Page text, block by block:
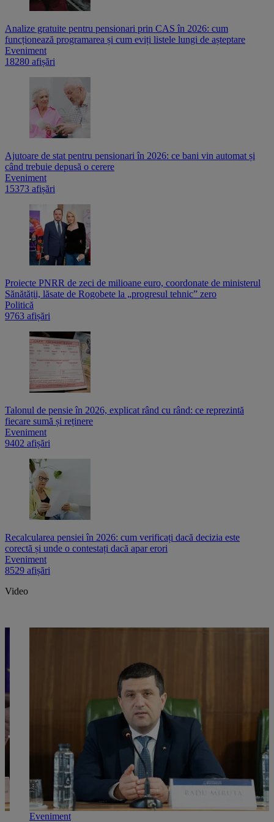
Analize gratuite pentru pensionari prin CAS în 2026: cum
funcționează programarea și cum eviți listele lungi de așteptare
Eveniment
18280 afișări
Ajutoare de stat pentru pensionari în 2026: ce bani vin automat și
când trebuie depusă o cerere
Eveniment
15373 afișări
Proiecte PNRR de zeci de milioane euro, coordonate de ministerul
Sănătății, lăsate de Rogobete la „progresul tehnic” zero
Politică
9763 afișări
Talonul de pensie în 2026, explicat rând cu rând: ce reprezintă
fiecare sumă și reținere
Eveniment
9402 afișări
Recalcularea pensiei în 2026: cum verificați dacă decizia este
corectă și unde o contestați dacă apar erori
Eveniment
8529 afișări
Video
Eveniment